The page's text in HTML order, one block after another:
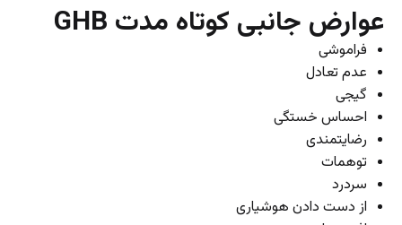
عوارض جانبی کوتاه مدت GHB
فراموشی
عدم تعادل
گیجی
احساس خستگی
رضایتمندی
توهمات
سردرد
از دست دادن هوشیاری